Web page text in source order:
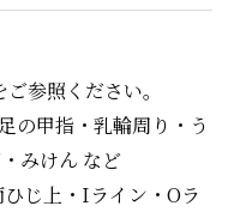
参照ください。
の甲指・乳輪周り・う
みけん など
じ上・Iライン・Oラ